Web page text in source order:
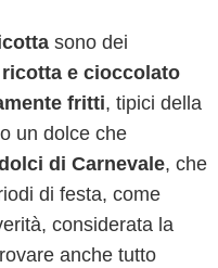
sono dei
e cioccolato
fritti, tipici della
un dolce che
di Carnevale, che
di festa, come
considerata la
anche tutto